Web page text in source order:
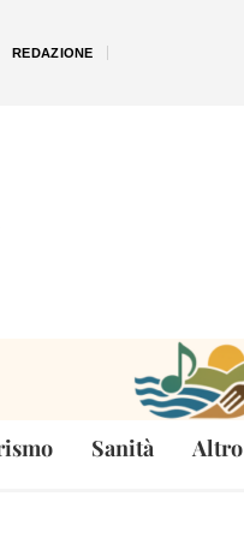
REDAZIONE
Sanità Altro